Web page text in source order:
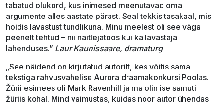
tabatud olukord, kus inimesed meenutavad oma
argumente alles aastate pärast. Seal tekkis tasakaal, mis
hoidis lavastust tundlikuna. Minu meelest oli see väga
peenelt tehtud – nii näitlejatöös kui ka lavastaja
lahenduses.” Laur Kaunissaare, dramaturg
„See näidend on kirjutatud autorilt, kes võitis sama
tekstiga rahvusvahelise Aurora draamakonkursi Poolas.
Žürii esimees oli Mark Ravenhill ja ma olin ise samuti
žüriis kohal. Mind vaimustas, kuidas noor autor ühendas